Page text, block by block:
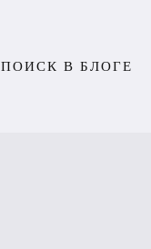
ПОИСК В БЛОГЕ